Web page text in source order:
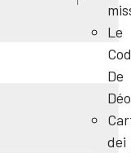
Le
De
dei